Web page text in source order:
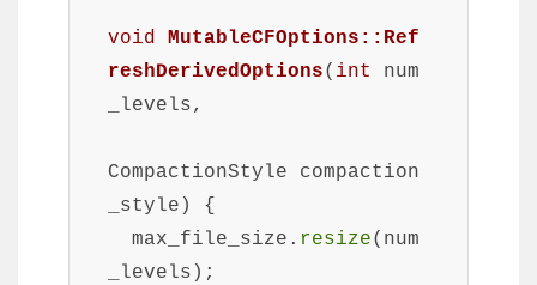
void
MutableCFOptions::Ref
reshDerivedOptions( int num
_levels,
CompactionStyle compaction
_style)
{
  max_file_size.
resize(num
_levels);